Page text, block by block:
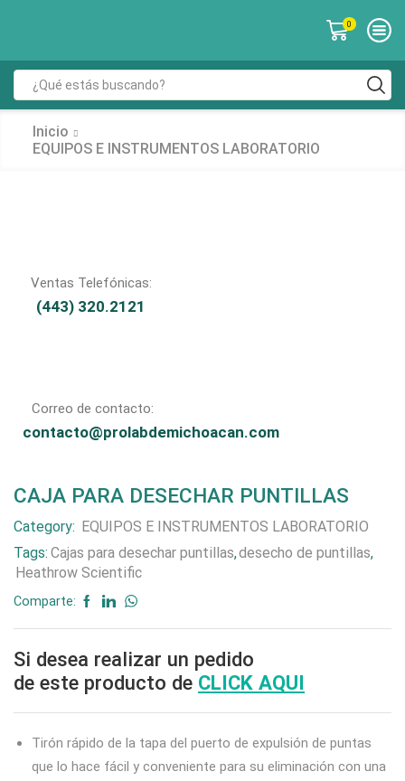
0
Inicio
EQUIPOS E INSTRUMENTOS LABORATORIO
Ventas Telefónicas:
(443) 320.2121
Correo de contacto:
contacto@prolabdemichoacan.com
CAJA PARA DESECHAR PUNTILLAS
Category: EQUIPOS E INSTRUMENTOS LABORATORIO
Tags: Cajas para desechar puntillas,desecho de puntillas,
Heathrow Scientific
Comparte:
Si desea realizar un pedido
de este producto de CLICK AQUI
Tirón rápido de la tapa del puerto de expulsión de puntas
que lo hace fácil y conveniente para su eliminación con una